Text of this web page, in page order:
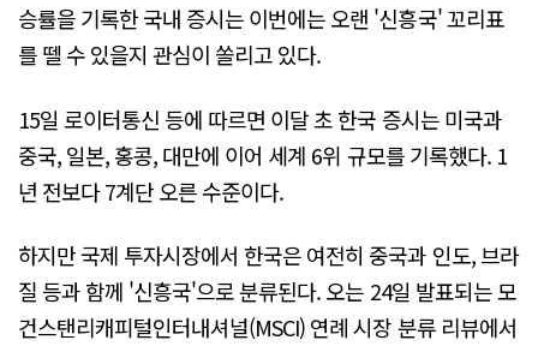
승률을 기록한 국내 증시는 이번에는 오랜 '신흥국' 꼬리표
를 뗄 수 있을지 관심이 쏠리고 있다.
15일 로이터통신 등에 따르면 이달 초 한국 증시는 미국과
중국, 일본, 홍콩, 대만에 이어 세계 6위 규모를 기록했다. 1
년 전보다 7계단 오른 수준이다.
하지만 국제 투자시장에서 한국은 여전히 중국과 인도, 브라
질 등과 함께 '신흥국'으로 분류된다. 오는 24일 발표되는 모
건스탠리캐피털인터내셔널(MSCI) 연례 시장 분류 리뷰에서